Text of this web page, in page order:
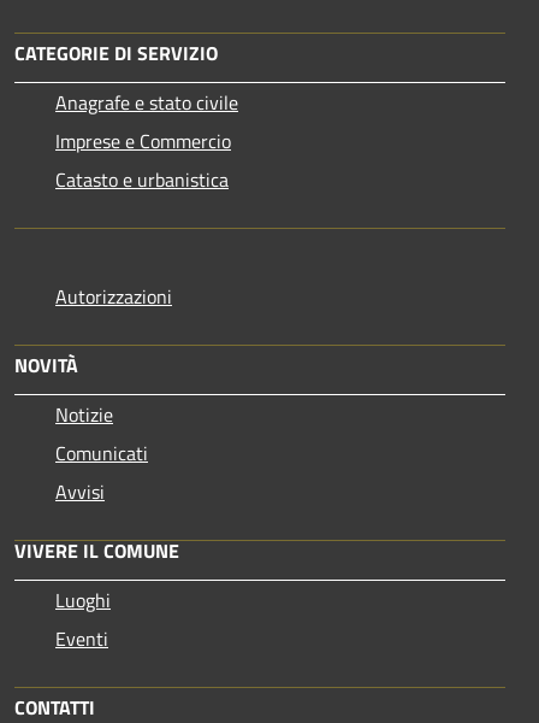
CATEGORIE DI SERVIZIO
Anagrafe e stato civile
Imprese e Commercio
Catasto e urbanistica
Autorizzazioni
NOVITÀ
Notizie
Comunicati
Avvisi
VIVERE IL COMUNE
Luoghi
Eventi
CONTATTI